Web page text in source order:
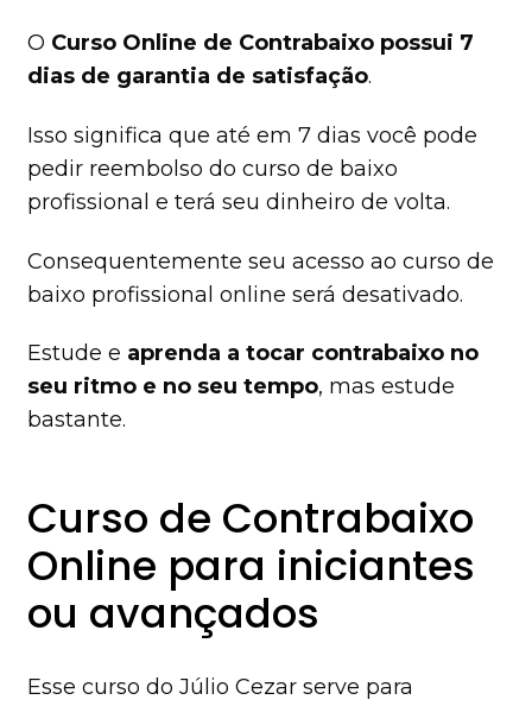
O Curso Online de Contrabaixo possui 7
dias de garantia de satisfação.
Isso significa que até em 7 dias você pode
pedir reembolso do curso de baixo
profissional e terá seu dinheiro de volta.
Consequentemente seu acesso ao curso de
baixo profissional online será desativado.
Estude e aprenda a tocar contrabaixo no
seu ritmo e no seu tempo, mas estude
bastante.
Curso de Contrabaixo
Online para iniciantes
ou avançados
Esse curso do Júlio Cezar serve para